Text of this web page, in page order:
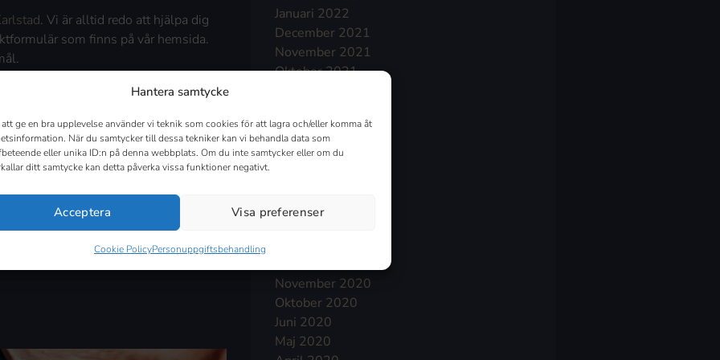
Hantera samtycke
att ge en bra upplevelse använder vi teknik som cookies för att lagra och/eller komma åt
När du samtycker till dessa tekniker kan vi behandla data som
eller unika ID:n på denna webbplats. Om du inte samtycker eller om du
ditt samtycke kan detta påverka vissa funktioner negativt.
Acceptera Visa preferenser
Cookie PolicyPersonuppgiftsbehandling
. Vi är alltid redo att hjälpa dig
som finns på vår hemsida.
alla verksamhetsområden. Med
geografisk plats eller
Januari 2022
December 2021
November 2021
Oktober 2021
Juli 2021
Juni 2021
Mars 2021
November 2020
Oktober 2020
Juni 2020
Maj 2020